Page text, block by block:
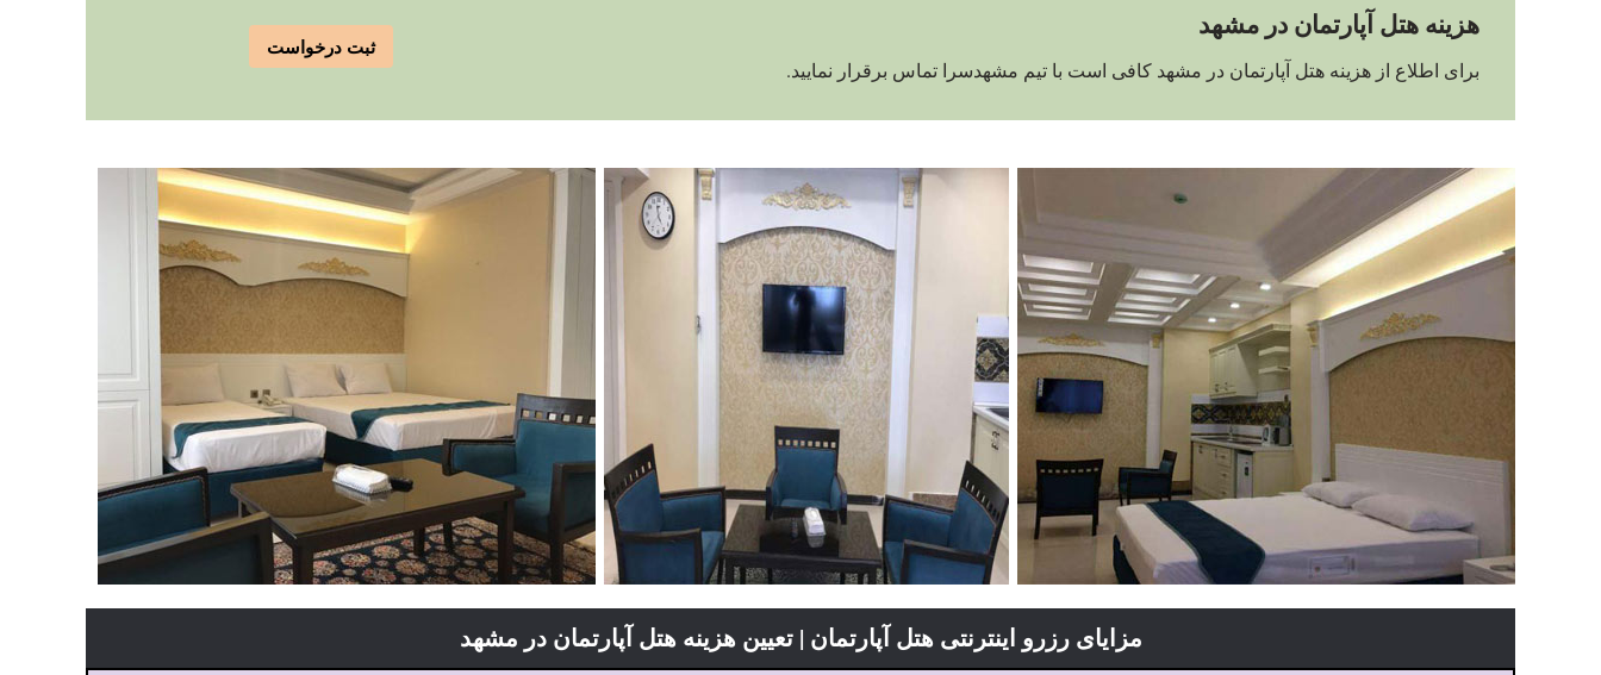
هزینه هتل آپارتمان در مشهد
برای اطلاع از هزینه هتل آپارتمان در مشهد کافی است با تیم مشهدسرا تماس برقرار نمایید.
ثبت درخواست
مزایای رزرو اینترنتی هتل آپارتمان | تعیین هزینه هتل آپارتمان در مشهد